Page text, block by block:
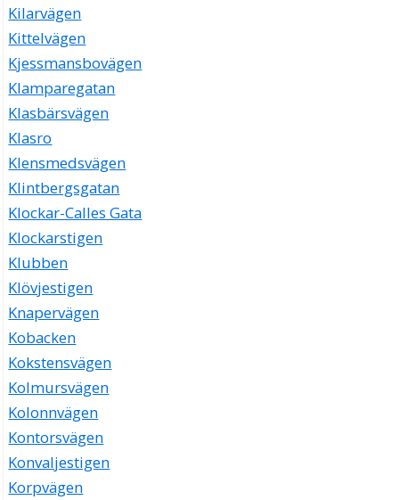
Kilarvägen
Kittelvägen
Kjessmansbovägen
Klamparegatan
Klasbärsvägen
Klasro
Klensmedsvägen
Klintbergsgatan
Klockar-Calles Gata
Klockarstigen
Klubben
Klövjestigen
Knapervägen
Kobacken
Kokstensvägen
Kolmursvägen
Kolonnvägen
Kontorsvägen
Konvaljestigen
Korpvägen